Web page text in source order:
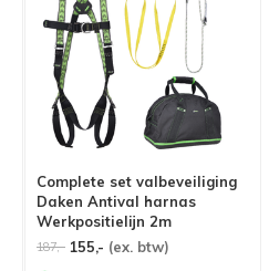
Complete set valbeveiliging
Daken Antival harnas
Werkpositielijn 2m
Ankerstrop
187,- 155,- (ex. btw)